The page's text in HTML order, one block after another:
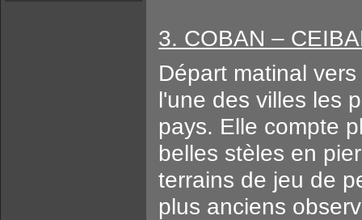
3. COBAN –
Départ matinal
l'une des villes les
pays. Elle compte
belles stèles en
terrains de jeu de
plus anciens